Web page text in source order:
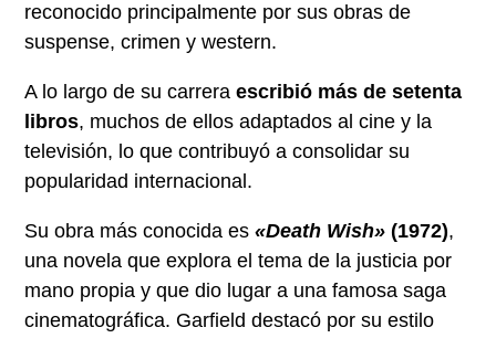
reconocido principalmente por sus obras de
suspense, crimen y western.
A lo largo de su carreraescribió más de setenta
libros, muchos de ellos adaptados al cine y la
televisión, lo que contribuyó a consolidar su
popularidad internacional.
Su obra más conocida es«Death Wish» (1972),
una novela que explora el tema de la justicia por
mano propia y que dio lugar a una famosa saga
cinematográfica. Garfield destacó por su estilo